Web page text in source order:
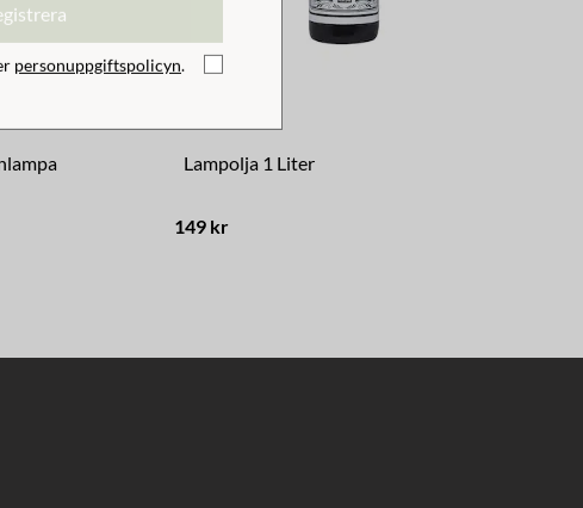
Lampolja 1 Liter
149 kr
personuppgiftspolicyn.